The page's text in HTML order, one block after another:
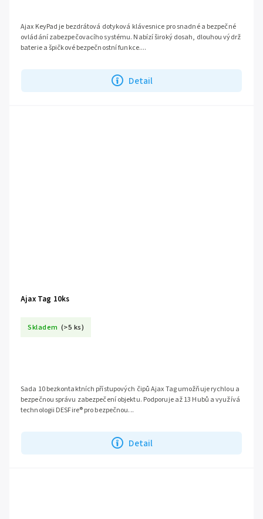
Detail
Ajax KeyPad je bezdrátová dotyková klávesnice pro snadné a bezpečné
ovládání zabezpečovacího systému. Nabízí široký dosah, dlouhou výdrž
baterie a špičkové bezpečnostní funkce....
Ajax Tag 10ks
Skladem (>5 ks)
Detail
Sada 10 bezkontaktních přístupových čipů Ajax Tag umožňuje rychlou a
bezpečnou správu zabezpečení objektu. Podporuje až 13 Hubů a využívá
technologii DESFire® pro bezpečnou...